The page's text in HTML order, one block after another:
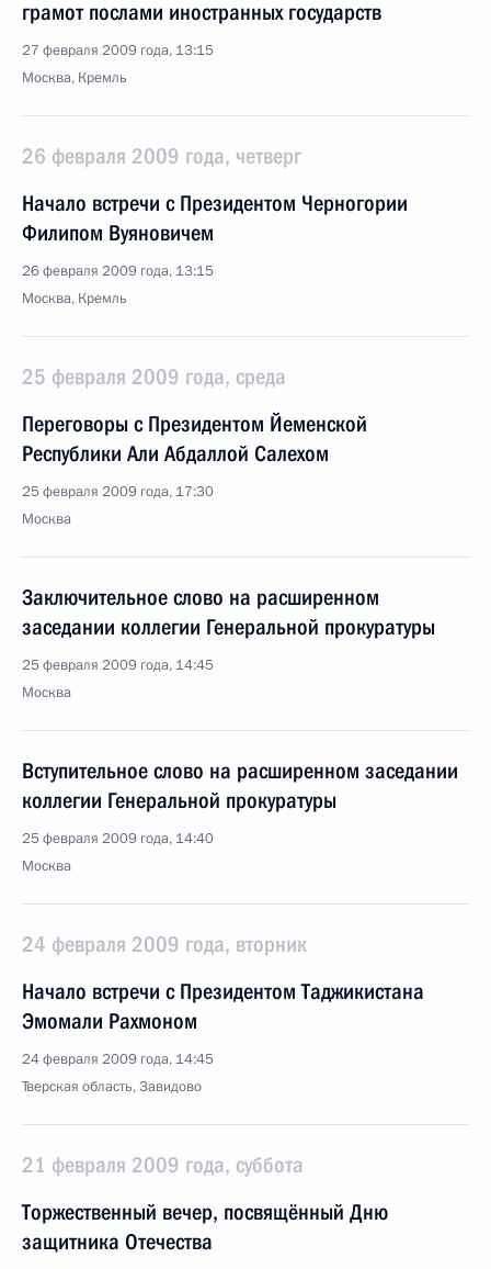
грамот послами иностранных государств
27 февраля 2009 года, 13:15
Москва, Кремль
26 февраля 2009 года, четверг
Начало встречи с Президентом Черногории
Филипом Вуяновичем
26 февраля 2009 года, 13:15
Москва, Кремль
25 февраля 2009 года, среда
Переговоры с Президентом Йеменской
Республики Али Абдаллой Салехом
25 февраля 2009 года, 17:30
Москва
Заключительное слово на расширенном
заседании коллегии Генеральной прокуратуры
25 февраля 2009 года, 14:45
Москва
Вступительное слово на расширенном заседании
коллегии Генеральной прокуратуры
25 февраля 2009 года, 14:40
Москва
24 февраля 2009 года, вторник
Начало встречи с Президентом Таджикистана
Эмомали Рахмоном
24 февраля 2009 года, 14:45
Тверская область, Завидово
21 февраля 2009 года, суббота
Торжественный вечер, посвящённый Дню
защитника Отечества